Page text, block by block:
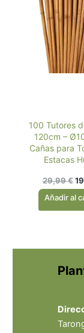
100 Tutores
120cm –
Cañas para
Estacas
29,99€ El
Añadir al